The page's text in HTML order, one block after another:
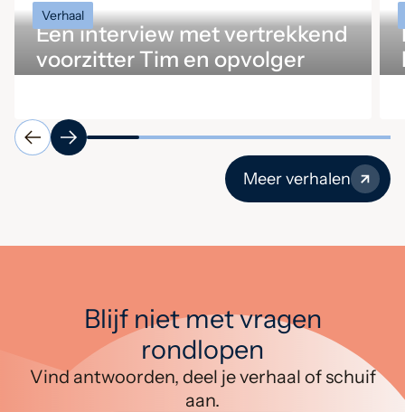
Verhaal
Een interview met vertrekkend
voorzitter Tim en opvolger
Meer verhalen
Blijf niet met vragen
rondlopen
Vind antwoorden, deel je verhaal of schuif
aan.